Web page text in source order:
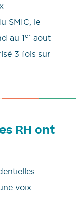
SMIC, le
au 1er aout
3 fois sur
RH ont
voix